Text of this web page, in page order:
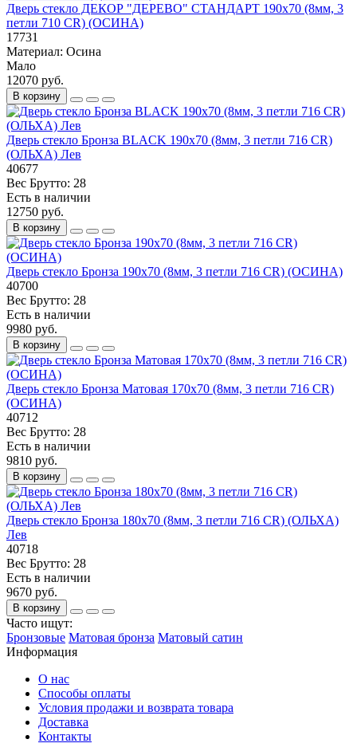
Дверь стекло ДЕКОР "ДЕРЕВО" СТАНДАРТ 190х70 (8мм, 3
петли 710 CR) (ОСИНА)
17731
Материал: Осина
Мало
12070 руб.
В корзину
Дверь стекло Бронза BLACK 190х70 (8мм, 3 петли 716 CR)
(ОЛЬХА) Лев
40677
Вес Брутто: 28
Есть в наличии
12750 руб.
В корзину
Дверь стекло Бронза 190х70 (8мм, 3 петли 716 CR) (ОСИНА)
40700
Вес Брутто: 28
Есть в наличии
9980 руб.
В корзину
Дверь стекло Бронза Матовая 170х70 (8мм, 3 петли 716 CR)
(ОСИНА)
40712
Вес Брутто: 28
Есть в наличии
9810 руб.
В корзину
Дверь стекло Бронза 180х70 (8мм, 3 петли 716 CR) (ОЛЬХА)
Лев
40718
Вес Брутто: 28
Есть в наличии
9670 руб.
В корзину
Часто ищут:
Бронзовые Матовая бронза Матовый сатин
Информация
О нас
Способы оплаты
Условия продажи и возврата товара
Доставка
Контакты